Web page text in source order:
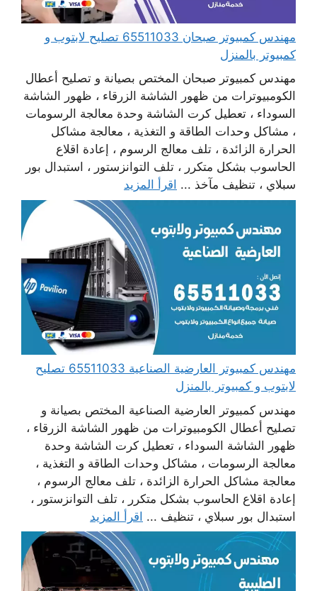
مهندس كمبيوتر صبحان 65511033 تصليح لابتوب و
كمبيوتر بالمنزل
مهندس كمبيوتر صبحان المختص بصيانة و تصليح أعطال
الكومبيوترات من ظهور الشاشة الزرقاء ، ظهور الشاشة
السوداء ، تعطيل كرت الشاشة وحدة معالجة الرسومات
، مشاكل وحدات الطاقة و التغذية ، معالجة مشاكل
الحرارة الزائدة ، تلف معالج الرسوم ، إعادة اقلاع
الحاسوب بشكل متكرر ، تلف التوانزستور ، استبدال بور
سبلاي ، تنظيف مآخذ ... اقرأ المزيد
مهندس كمبيوتر العارضية الصناعية 65511033 تصليح
لابتوب و كمبيوتر بالمنزل
مهندس كمبيوتر العارضية الصناعية المختص بصيانة و
تصليح أعطال الكومبيوترات من ظهور الشاشة الزرقاء ،
ظهور الشاشة السوداء ، تعطيل كرت الشاشة وحدة
معالجة الرسومات ، مشاكل وحدات الطاقة و التغذية ،
معالجة مشاكل الحرارة الزائدة ، تلف معالج الرسوم ،
إعادة اقلاع الحاسوب بشكل متكرر ، تلف التوانزستور ،
استبدال بور سبلاي ، تنظيف ... اقرأ المزيد